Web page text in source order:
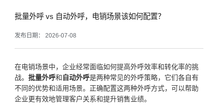
批量外呼 vs 自动外呼，电销场景该如何配置？
发布日期： 2026-07-08
在电销场景中，企业经常面临如何提高外呼效率和转化率的挑
战。 批量外呼和自动外呼是两种常见的外呼策略，它们各自有
不同的优势和适用场景。正确配置这两种外呼方式，可以帮助
企业更有效地管理客户关系和提升销售业绩。